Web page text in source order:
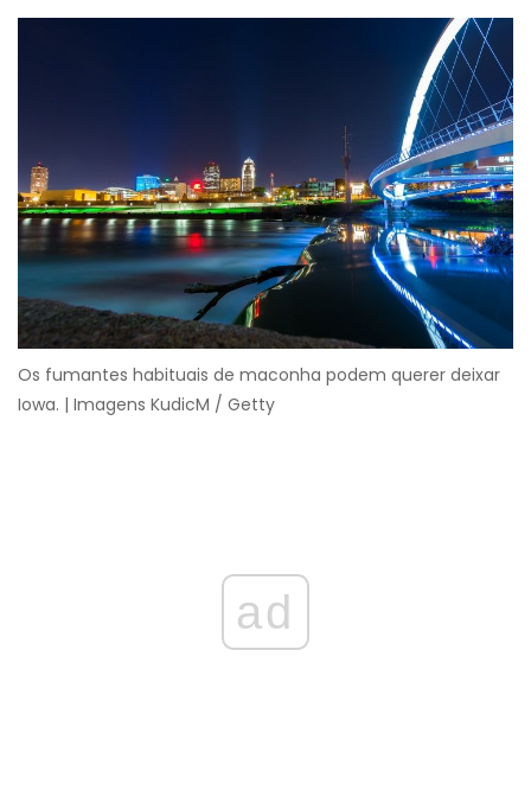
Os fumantes habituais de maconha podem querer deixar
Iowa. | Imagens KudicM / Getty
ad